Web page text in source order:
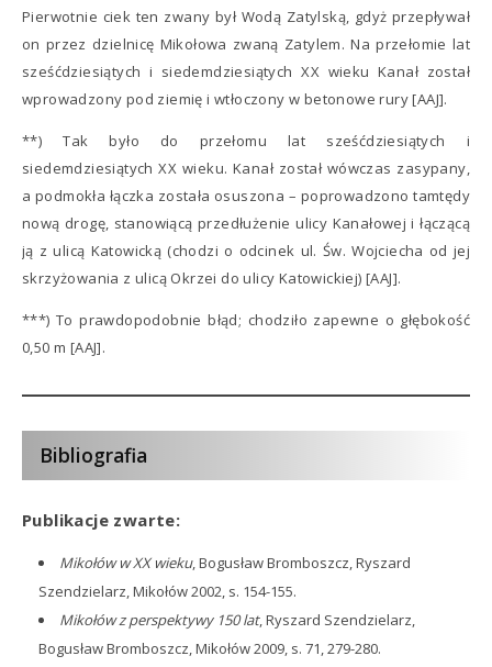
Pierwotnie ciek ten zwany był Wodą Zatylską, gdyż przepływał
on przez dzielnicę Mikołowa zwaną Zatylem. Na przełomie lat
sześćdziesiątych i siedemdziesiątych XX wieku Kanał został
wprowadzony pod ziemię i wtłoczony w betonowe rury [AAJ].
**) Tak było do przełomu lat sześćdziesiątych i
siedemdziesiątych XX wieku. Kanał został wówczas zasypany,
a podmokła łączka została osuszona – poprowadzono tamtędy
nową drogę, stanowiącą przedłużenie ulicy Kanałowej i łączącą
ją z ulicą Katowicką (chodzi o odcinek ul. Św. Wojciecha od jej
skrzyżowania z ulicą Okrzei do ulicy Katowickiej) [AAJ].
***) To prawdopodobnie błąd; chodziło zapewne o głębokość
0,50 m [AAJ].
Bibliografia
Publikacje zwarte:
Mikołów w XX wieku, Bogusław Bromboszcz, Ryszard
Szendzielarz, Mikołów 2002, s. 154-155.
Mikołów z perspektywy 150 lat, Ryszard Szendzielarz,
Bogusław Bromboszcz, Mikołów 2009, s. 71, 279-280.